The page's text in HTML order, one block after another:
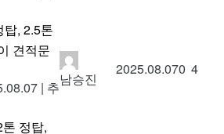
탑, 2.5톤
견적문
| 추남승진
2025.08.070 4
정탑,